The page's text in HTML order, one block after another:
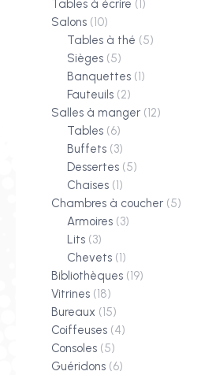
Tables à écrire (1)
Salons (10)
Tables à thé (5)
Sièges (5)
Banquettes (1)
Fauteuils (2)
Salles à manger (12)
Tables (6)
Buffets (3)
Dessertes (5)
Chaises (1)
Chambres à coucher (5)
Armoires (3)
Lits (3)
Chevets (1)
Bibliothèques (19)
Vitrines (18)
Bureaux (15)
Coiffeuses (4)
Consoles (5)
Guéridons (6)